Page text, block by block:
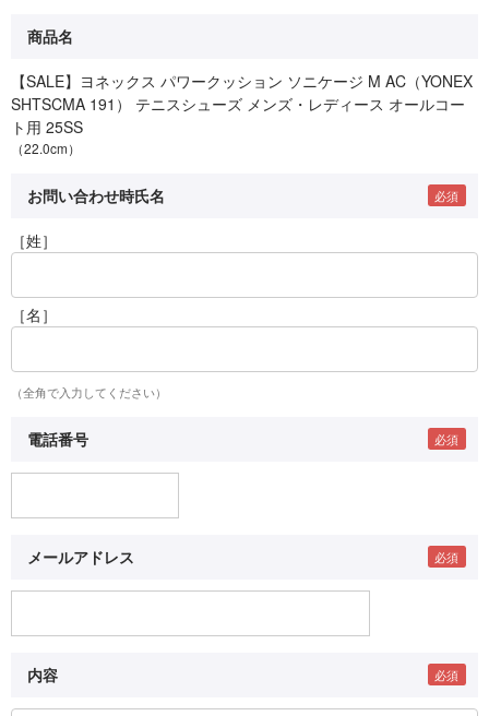
商品名
【SALE】ヨネックス パワークッション ソニケージ M AC（YONEX
SHTSCMA 191） テニスシューズ メンズ・レディース オールコー
ト用 25SS
（22.0cm）
お問い合わせ時氏名
［姓］
［名］
（全角で入力してください）
電話番号
メールアドレス
内容